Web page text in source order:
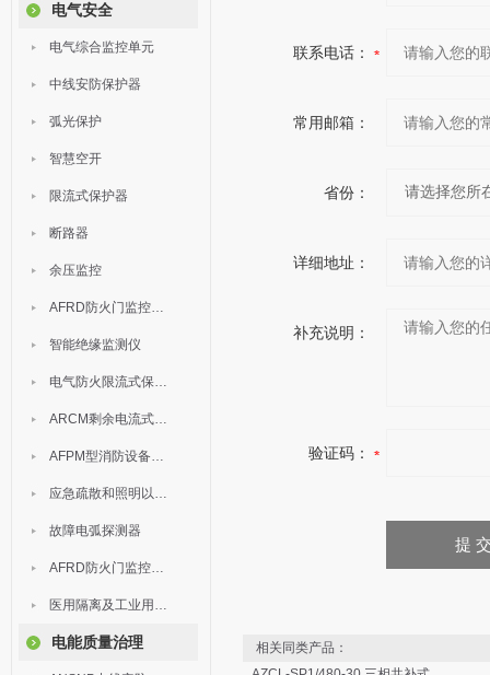
电气安全
电气综合监控单元
中线安防保护器
弧光保护
智慧空开
限流式保护器
断路器
余压监控
AFRD防火门监控模块
智能绝缘监测仪
电气防火限流式保护器
ARCM剩余电流式电气火灾监控装置
AFPM型消防设备电源监控系统
应急疏散和照明以及灯具
故障电弧探测器
AFRD防火门监控系统
医用隔离及工业用电绝缘检测
电能质量治理
联系电话：
常用邮箱：
省份：
详细地址：
补充说明：
验证码：
相关同类产品：